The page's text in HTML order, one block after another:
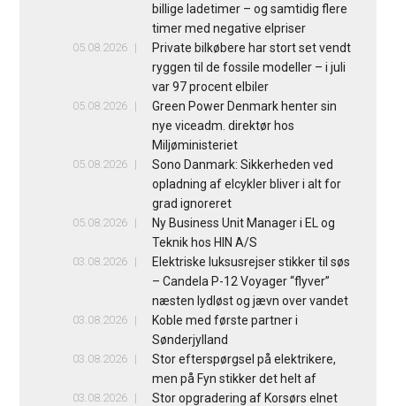
billige ladetimer – og samtidig flere
timer med negative elpriser
05.08.2026
Private bilkøbere har stort set vendt
ryggen til de fossile modeller – i juli
var 97 procent elbiler
05.08.2026
Green Power Denmark henter sin
nye viceadm. direktør hos
Miljøministeriet
05.08.2026
Sono Danmark: Sikkerheden ved
opladning af elcykler bliver i alt for
grad ignoreret
05.08.2026
Ny Business Unit Manager i EL og
Teknik hos HIN A/S
03.08.2026
Elektriske luksusrejser stikker til søs
– Candela P-12 Voyager “flyver”
næsten lydløst og jævn over vandet
03.08.2026
Koble med første partner i
Sønderjylland
03.08.2026
Stor efterspørgsel på elektrikere,
men på Fyn stikker det helt af
03.08.2026
Stor opgradering af Korsørs elnet